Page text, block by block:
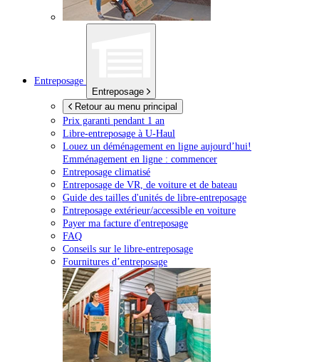
Entreposage
Entreposage
Retour au menu principal
Prix garanti pendant 1 an
Libre-entreposage à U-Haul
Louez un déménagement en ligne aujourd’hui!
Emménagement en ligne : commencer
Entreposage climatisé
Entreposage de VR, de voiture et de bateau
Guide des tailles d'unités de libre-entreposage
Entreposage extérieur/accessible en voiture
Payer ma facture d'entreposage
FAQ
Conseils sur le libre-entreposage
Fournitures d’entreposage